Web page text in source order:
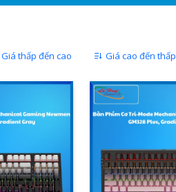
Giá thấp đến cao Giá cao đến thấp